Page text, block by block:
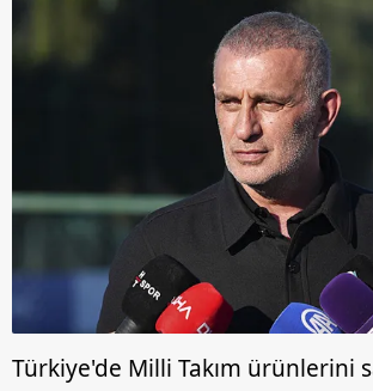
Türkiye'de Milli Takım ürünlerini